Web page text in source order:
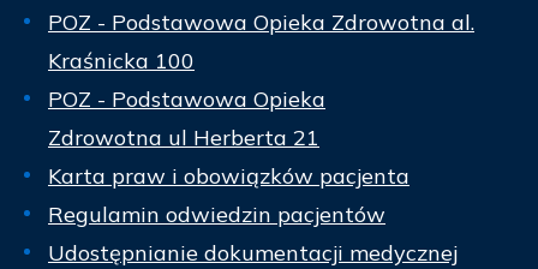
POZ - Podstawowa Opieka Zdrowotna al.
Kraśnicka 100
POZ - Podstawowa Opieka
Zdrowotna ul Herberta 21
Karta praw i obowiązków pacjenta
Regulamin odwiedzin pacjentów
Udostępnianie dokumentacji medycznej